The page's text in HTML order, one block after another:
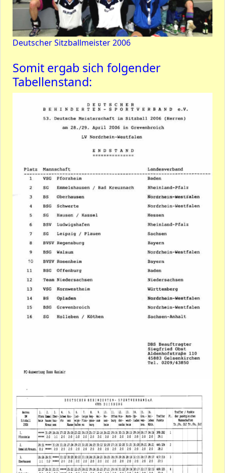
Deutscher Sitzballmeister 2006
Somit ergab sich folgender
Tabellenstand: